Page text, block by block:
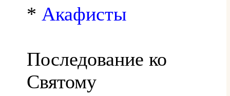
* Акафисты
Последование ко
Святому